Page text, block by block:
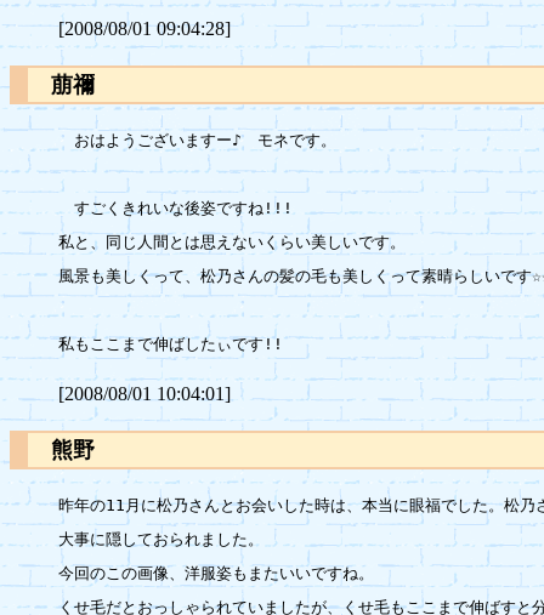
[2008/08/01 09:04:28]
萠禰
おはようございますー♪　モネです。
すごくきれいな後姿ですね!!!
私と、同じ人間とは思えないくらい美しいです。
風景も美しくって、松乃さんの髪の毛も美しくって素晴らしいです
[2008/08/01 10:04:01]
熊野
昨年の11月に松乃さんとお会いした時は、本当に眼福でした。松乃
大事に隠しておられました。
今回のこの画像、洋服姿もまたいいですね。
くせ毛だとおっしゃられていましたが、くせ毛もここまで伸ばすと